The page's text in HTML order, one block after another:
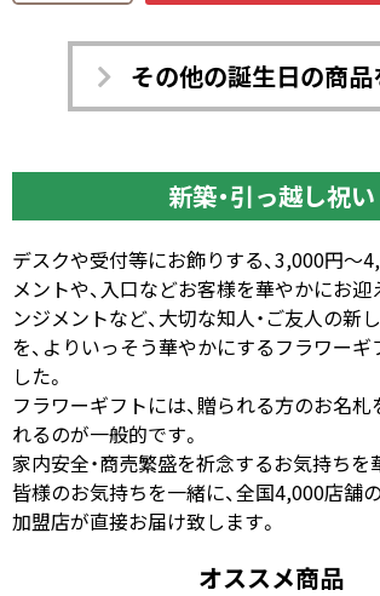
その他の誕生日の商品
新築・引っ越し祝い
デスクや受付等にお飾りする、3,000円～
メントや、入口などお客様を華やかにお
ンジメントなど、大切な知人・ご友人の新
を、よりいっそう華やかにするフラワー
した。
フラワーギフトには、贈られる方のお名
れるのが一般的です。
家内安全・商売繁盛を祈念するお気持ちを
皆様のお気持ちを一緒に、全国4,000店舗
加盟店が直接お届け致します。
オススメ商品